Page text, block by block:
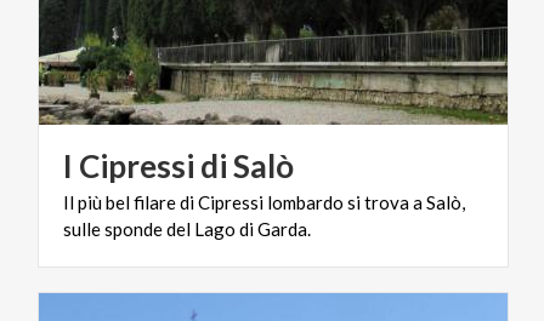
I Cipressi diSalò
IlpiùbelfilarediCipressi lombardo sitrovaaSalò,
sullespondedel Lago diGarda.